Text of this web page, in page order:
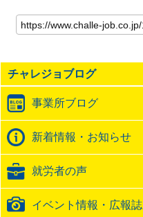
の
記
の
ト
ッ
ク
バ
ッ
URL
チャレジョブログ
事業所ブログ
新着情報・お知らせ
就労者の声
イベント情報・広報誌